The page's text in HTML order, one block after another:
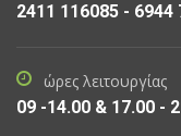
2411 116085 - 6944
ώρες λειτουργίας
09 -14.00 & 17.00 -